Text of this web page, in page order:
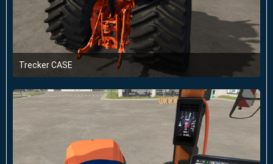
Trecker CASE
11. Januar 2025 um 14:41